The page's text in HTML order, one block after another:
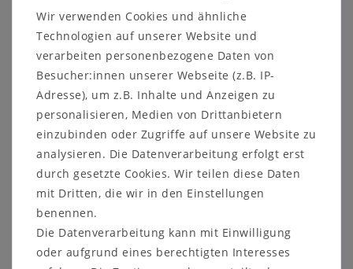
Holzart:
Esche massiv
Polsterauswahl:
Domino (100 % Polyester)
Kontaktieren Sie uns auf unserer Internetseite oder
rufen Sie uns direkt an unter 05321-685990. Wir
helfen Ihnen gerne weiter!
Informationen zum Möbelstück:
Wir verwenden Cookies und ähnliche
Technologien auf unserer Website und
verarbeiten personenbezogene Daten von
Besucher:innen unserer Webseite (z.B. IP-
Adresse), um z.B. Inhalte und Anzeigen zu
personalisieren, Medien von Drittanbietern
einzubinden oder Zugriffe auf unsere Website zu
analysieren. Die Datenverarbeitung erfolgt erst
durch gesetzte Cookies. Wir teilen diese Daten
mit Dritten, die wir in den Einstellungen
benennen.
Die Datenverarbeitung kann mit Einwilligung
oder aufgrund eines berechtigten Interesses